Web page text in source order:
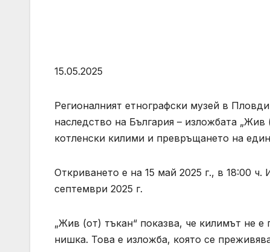
15.05.2025
Регионалният етнографски музей в
наследство на България – изложбата
котленски килими и превръщането на
Откриването е на 15 май 2025 г., в 18:00
септември 2025 г.
„Жив (от) тъкан“ показва, че килимът не
нишка. Това е изложба, която се